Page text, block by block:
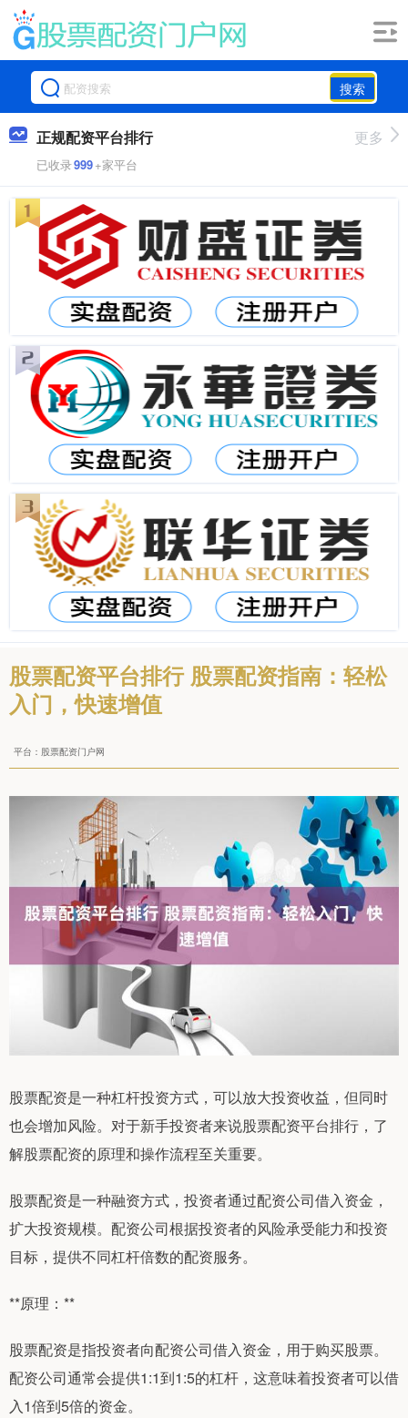
搜索
正规配资平台排行
已收录999+家平台
更多
股票配资平台排行 股票配资指南：轻松
入门，快速增值
平台：股票配资门户网
股票配资是一种杠杆投资方式，可以放大投资收益，但同时
也会增加风险。对于新手投资者来说股票配资平台排行，了
解股票配资的原理和操作流程至关重要。
股票配资是一种融资方式，投资者通过配资公司借入资金，
扩大投资规模。配资公司根据投资者的风险承受能力和投资
目标，提供不同杠杆倍数的配资服务。
**原理：**
股票配资是指投资者向配资公司借入资金，用于购买股票。
配资公司通常会提供1:1到1:5的杠杆，这意味着投资者可以借
入1倍到5倍的资金。